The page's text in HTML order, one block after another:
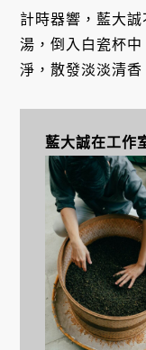
計時器響，藍大
湯，倒入白瓷杯
淨，散發淡淡清香
藍大誠在工作